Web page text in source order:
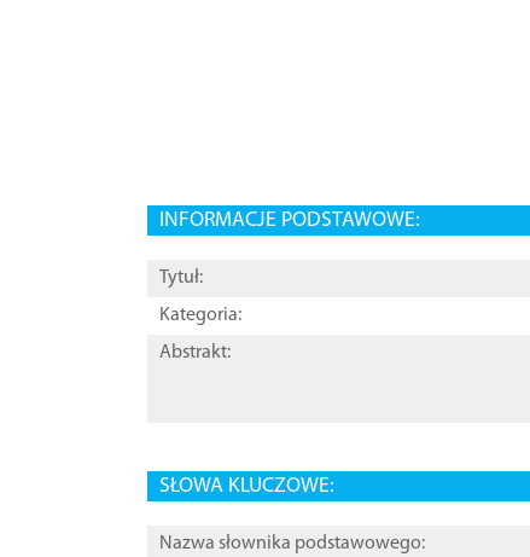
INFORMACJE PODSTAWOWE:
Tytuł:
Kategoria:
Abstrakt:
SŁOWA KLUCZOWE:
Nazwa słownika podstawowego: